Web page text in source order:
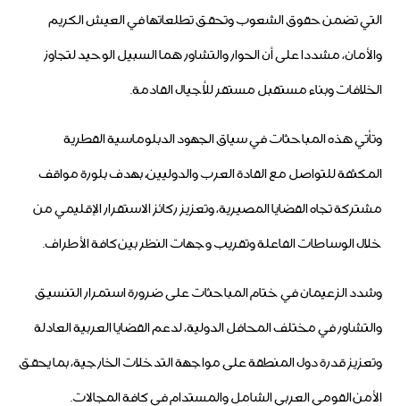
التي تضمن حقوق الشعوب وتحقق تطلعاتها في العيش الكريم
والأمان، مشددا على أن الحوار والتشاور هما السبيل الوحيد لتجاوز
الخلافات وبناء مستقبل مستقر للأجيال القادمة.
وتأتي هذه المباحثات في سياق الجهود الدبلوماسية القطرية
المكثفة للتواصل مع القادة العرب والدوليين، بهدف بلورة مواقف
مشتركة تجاه القضايا المصيرية، وتعزيز ركائز الاستقرار الإقليمي من
خلال الوساطات الفاعلة وتقريب وجهات النظر بين كافة الأطراف.
وشدد الزعيمان في ختام المباحثات على ضرورة استمرار التنسيق
والتشاور في مختلف المحافل الدولية، لدعم القضايا العربية العادلة
وتعزيز قدرة دول المنطقة على مواجهة التدخلات الخارجية، بما يحقق
الأمن القومي العربي الشامل والمستدام في كافة المجالات.